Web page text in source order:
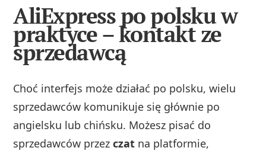
AliExpress po polsku w
praktyce – kontakt ze
sprzedawcą
Choć interfejs może działać po polsku, wielu
sprzedawców komunikuje się głównie po
angielsku lub chińsku. Możesz pisać do
sprzedawców przezczat na platformie,